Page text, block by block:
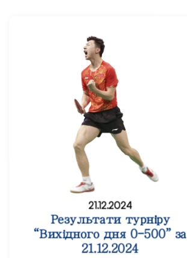
21.12.2024
Результати турніру
“Вихідного дня 0-500” за
21.12.2024